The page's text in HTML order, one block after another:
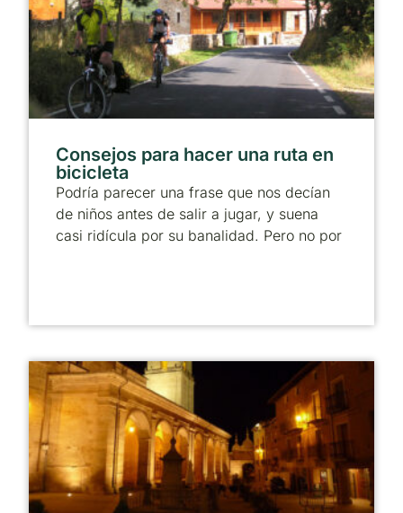
Consejos para hacer una ruta en
bicicleta
Podría parecer una frase que nos decían
de niños antes de salir a jugar, y suena
casi ridícula por su banalidad. Pero no por